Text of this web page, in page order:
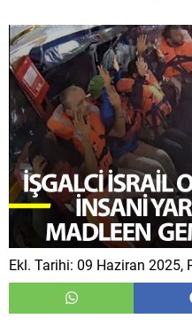
Ekl. Tarihi: 09 Haziran 2025,